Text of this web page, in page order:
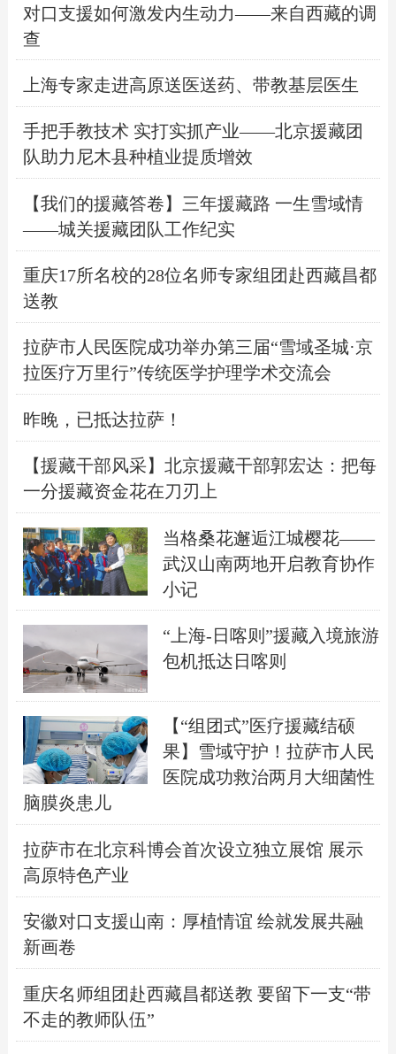
对口支援如何激发内生动力——来自西藏的调
查
上海专家走进高原送医送药、带教基层医生
手把手教技术 实打实抓产业——北京援藏团
队助力尼木县种植业提质增效
【我们的援藏答卷】三年援藏路 一生雪域情
——城关援藏团队工作纪实
重庆17所名校的28位名师专家组团赴西藏昌都
送教
拉萨市人民医院成功举办第三届“雪域圣城·京
拉医疗万里行”传统医学护理学术交流会
昨晚，已抵达拉萨！
【援藏干部风采】北京援藏干部郭宏达：把每
一分援藏资金花在刀刃上
当格桑花邂逅江城樱花——
武汉山南两地开启教育协作
小记
“上海-日喀则”援藏入境旅游
包机抵达日喀则
【“组团式”医疗援藏结硕
果】雪域守护！拉萨市人民
医院成功救治两月大细菌性
脑膜炎患儿
拉萨市在北京科博会首次设立独立展馆 展示
高原特色产业
安徽对口支援山南：厚植情谊 绘就发展共融
新画卷
重庆名师组团赴西藏昌都送教 要留下一支“带
不走的教师队伍”